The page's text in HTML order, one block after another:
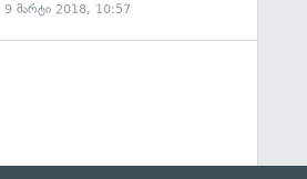
9 მარტი 2018, 10:57